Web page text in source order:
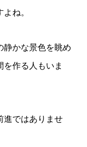
ね。
静かな景色を眺め
を作る人もいま
進ではありませ